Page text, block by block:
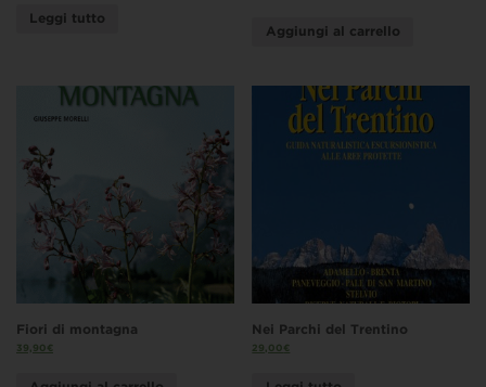
Leggi tutto
Aggiungi al carrello
Fiori di montagna
39,90€
Nei Parchi del Trentino
29,00€